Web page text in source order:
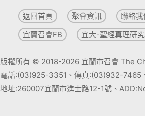
返回首頁 聚會資訊 聯絡我
宜蘭召會FB
宜大-聖經真理研
版權所有 © 2018-2026 宜蘭市召會 The
電話:(03)925-3351、傳真:(03)932-7465
地址:260007宜蘭市進士路12-1號、